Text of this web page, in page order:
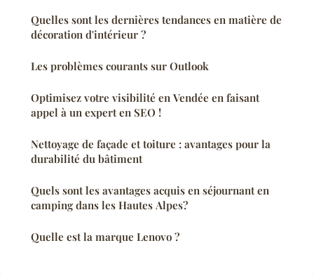
Quelles sont les dernières tendances en matière de
décoration d'intérieur ?
Les problèmes courants sur Outlook
Optimisez votre visibilité en Vendée en faisant
appel à un expert en SEO !
Nettoyage de façade et toiture : avantages pour la
durabilité du bâtiment
Quels sont les avantages acquis en séjournant en
camping dans les Hautes Alpes?
Quelle est la marque Lenovo ?